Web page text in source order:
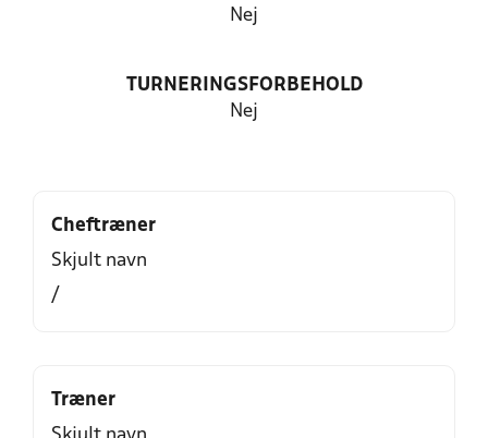
Nej
TURNERINGSFORBEHOLD
Nej
Cheftræner
Skjult navn
/
Træner